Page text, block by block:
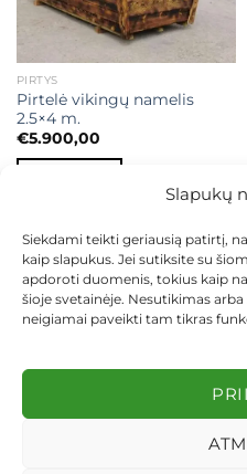
Slapukų
Siekdami teikti geriausią patirtį,
kaip slapukus. Jei sutiksite su
apdoroti duomenis, tokius kaip
šioje svetainėje. Nesutikimas
neigiamai paveikti tam tikras
PIRTYS
Pirtelė vikingų namelis
2.5×4 m.
€5.900,00
KEITIMAS IR
Visos teisės